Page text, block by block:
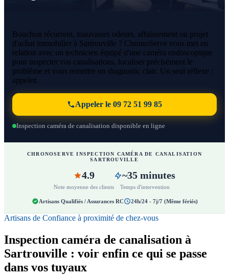
Bouchon récurrent, mauvaises odeurs, affaissement ou projet
d'achat immobilier à Sartrouville ? ChronoServe vous met en
relation avec un technicien équipé d'une caméra endoscopique
pour inspecter vos canalisations, localiser précisément le
problème et vous remettre un diagnostic clair. Un seul réflexe :
appelez.
Appeler le 09 72 51 99 85
Inspection caméra de canalisation disponible en ligne
CHRONOSERVE INSPECTION CAMÉRA DE CANALISATION
SARTROUVILLE
4.9
Note moyenne des clients
~35 minutes
Temps d'intervention
Artisans Qualifiés / Assurances RC 24h/24 - 7j/7 (Même fériés)
Artisans de Confiance à proximité de chez-vous
Inspection caméra de canalisation à
Sartrouville : voir enfin ce qui se passe
dans vos tuyaux